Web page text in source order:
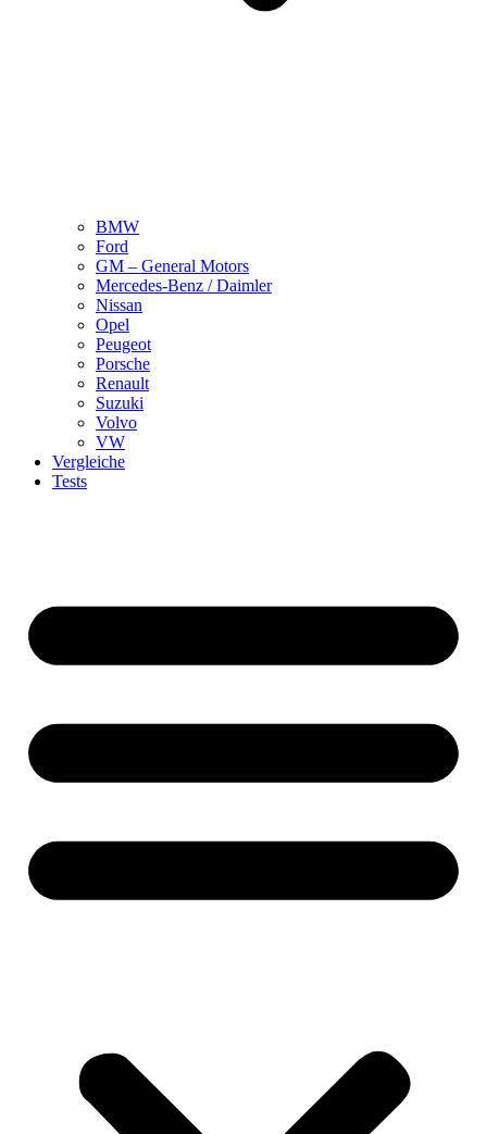
BMW
Ford
GM – General Motors
Mercedes-Benz / Daimler
Nissan
Opel
Peugeot
Porsche
Renault
Suzuki
Volvo
VW
Vergleiche
Tests